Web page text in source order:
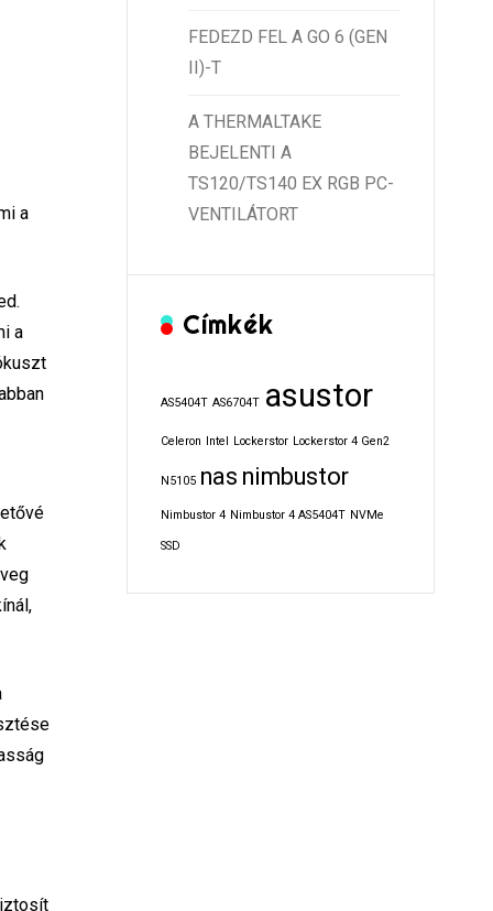
a
a
FEDEZD FEL A GO 6 (GEN
II)-T
A THERMALTAKE
BEJELENTI A
TS120/TS140 EX RGB PC-
VENTILÁTORT
Címkék
AS5404T AS6704T asustor
Celeron Intel Lockerstor Lockerstor 4 Gen2
N5105 nas nimbustor
Nimbustor 4 Nimbustor 4 AS5404T NVMe
SSD